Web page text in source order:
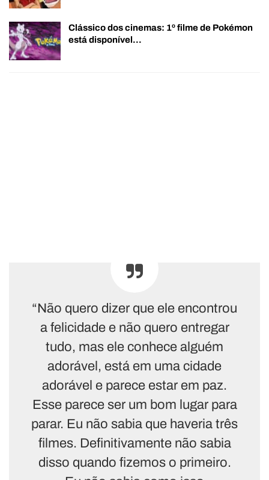
Clássico dos cinemas: 1º filme de Pokémon
está disponível…
“Não quero dizer que ele encontrou
a felicidade e não quero entregar
tudo, mas ele conhece alguém
adorável, está em uma cidade
adorável e parece estar em paz.
Esse parece ser um bom lugar para
parar. Eu não sabia que haveria três
filmes. Definitivamente não sabia
disso quando fizemos o primeiro.